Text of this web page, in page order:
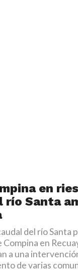
en
río Santa
del río Santa
en
a una
de varias